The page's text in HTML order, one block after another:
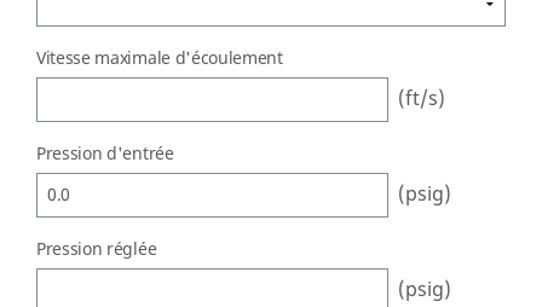
Vitesse maximale d'écoulement
(ft/s)
Pression d'entrée
(psig)
Pression réglée
(psig)